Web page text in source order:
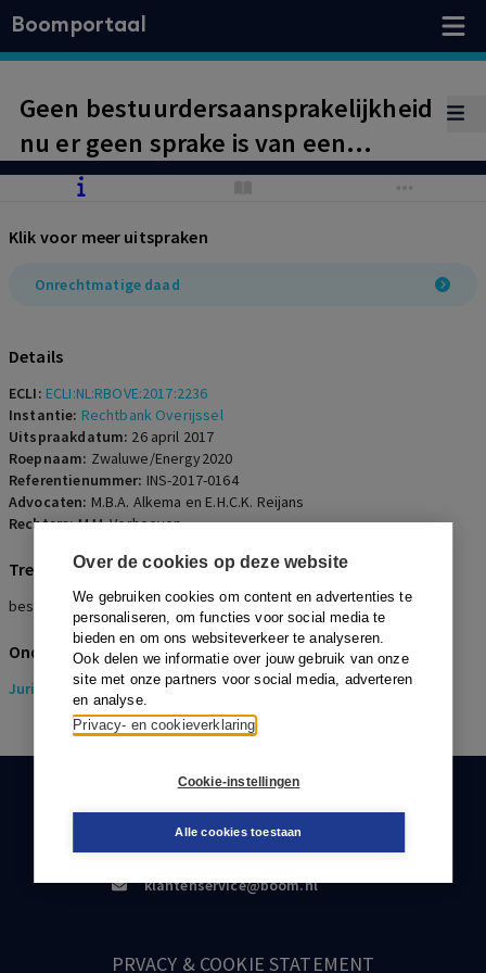
Over de cookies op deze website
We gebruiken cookies om content en advertenties te
personaliseren, om functies voor social media te
bieden en om ons websiteverkeer te analyseren.
Ook delen we informatie over jouw gebruik van onze
site met onze partners voor social media, adverteren
en analyse.
Privacy- en cookieverklaring
Cookie-instellingen
Alle cookies toestaan
Boomportaal
Geen bestuurdersaansprakelijkheid
nu er geen sprake is van een
voldoende ernstig verwijt, noch van
haar verplichtingen niet zou
kunnen nakomen.
Klik voor meer uitspraken
Onrechtmatige daad
Details
ECLI: ECLI:NL:RBOVE:2017:2236
Instantie: Rechtbank Overijssel
Uitspraakdatum: 26 april 2017
Roepnaam: Zwaluwe/Energy2020
Referentienummer: INS-2017-0164
Advocaten: M.B.A. Alkema en E.H.C.K. Reijans
Rechters:M.M. Verhoeven
Trefwoorden
bestuurdersaansprakelijkheid, Beklamel
Onderwerpen
Juridisch> Insolventierecht
klantenservice@boom.nl
PRVACY & COOKIE STATEMENT